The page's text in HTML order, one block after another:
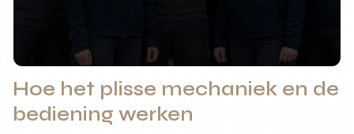
Hoe het plisse mechaniek en de
bediening werken